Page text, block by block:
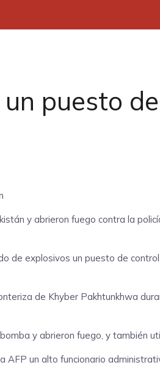
puesto
y abrieron fuego contra la
de explosivos un puesto de
de Khyber Pakhtunkhwa
y abrieron fuego, y también
un alto funcionario